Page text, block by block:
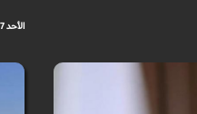
الأحد 17 نوفمبر 2019 - 14:49 بتوقيت مكة